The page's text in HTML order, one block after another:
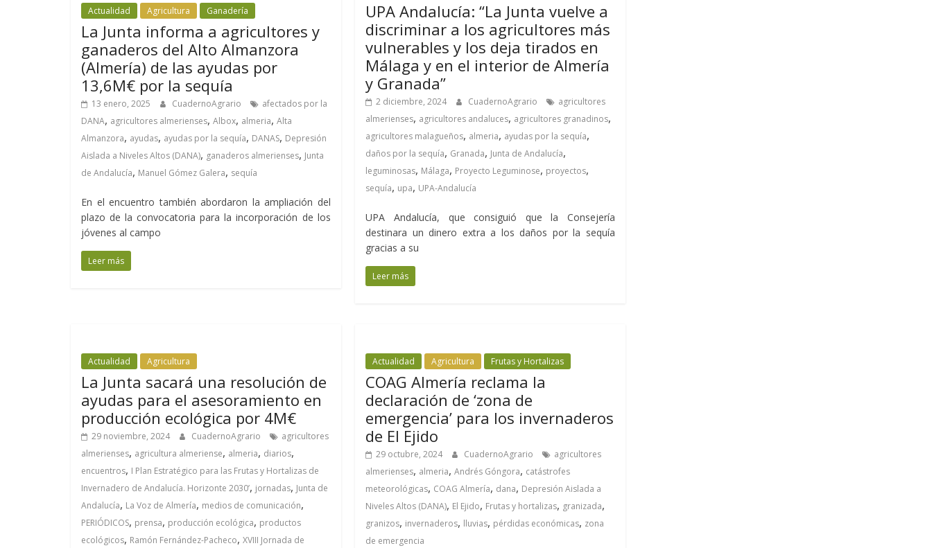
Actualidad Agricultura Ganadería
La Junta informa a agricultores y
ganaderos del Alto Almanzora
(Almería) de las ayudas por
13,6M€ por la sequía
13 enero, 2025 CuadernoAgrario
afectados por la
DANA, agricultores almerienses, Albox, almeria, Alta
Almanzora, ayudas, ayudas por la sequía, DANAS, Depresión
Aislada a Niveles Altos (DANA), ganaderos almerienses, Junta
de Andalucía, Manuel Gómez Galera, sequía
En el encuentro también abordaron la ampliación del
plazo de la convocatoria para la incorporación de los
jóvenes al campo
Leer más
UPA Andalucía: “La Junta vuelve a
discriminar a los agricultores más
vulnerables y los deja tirados en
Málaga y en el interior de Almería
y Granada”
2 diciembre, 2024 CuadernoAgrario
agricultores
almerienses, agricultores andaluces, agricultores granadinos,
agricultores malagueños, almeria, ayudas por la sequía,
daños por la sequía, Granada, Junta de Andalucía,
leguminosas, Málaga, Proyecto Leguminose, proyectos,
sequía, upa, UPA-Andalucía
UPA Andalucía, que consiguió que la Consejería
destinara un dinero extra a los daños por la sequía
gracias a su
Leer más
Actualidad Agricultura
La Junta sacará una resolución de
ayudas para el asesoramiento en
producción ecológica por 4M€
29 noviembre, 2024 CuadernoAgrario
agricultores
almerienses, agricultura almeriense, almeria, diarios,
encuentros, I Plan Estratégico para las Frutas y Hortalizas de
Invernadero de Andalucía. Horizonte 2030’, jornadas, Junta de
Andalucía, La Voz de Almería, medios de comunicación,
PERIÓDICOS, prensa, producción ecológica, productos
ecológicos, Ramón Fernández-Pacheco, XVIII Jornada de
Actualidad Agricultura Frutas y Hortalizas
COAG Almería reclama la
declaración de ‘zona de
emergencia’ para los invernaderos
de El Ejido
29 octubre, 2024 CuadernoAgrario
agricultores
almerienses, almeria,Andrés Góngora, catástrofes
meteorológicas, COAG Almería, dana, Depresión Aislada a
Niveles Altos (DANA), El Ejido, Frutas y hortalizas, granizada,
granizos, invernaderos, lluvias, pérdidas económicas, zona
de emergencia